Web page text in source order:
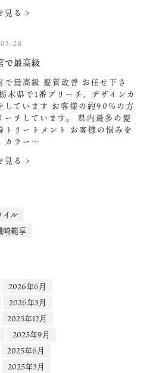
見る >
28
で最高級
で最高級 髪質改善 お任せ下さ
木県で1番ブリーチ、デザインカ
しています お客様の約90%の方
ーチしています。 県内最多の髪
トリートメント お客様の悩みを
カラー…
見る >
イル
崎範享
2026年6月
2026年3月
2025年12月
2025年9月
2025年6月
2025年3月